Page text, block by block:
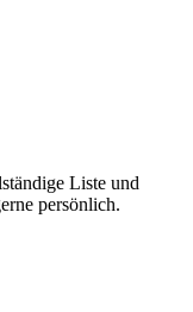
Liste und
persönlich.